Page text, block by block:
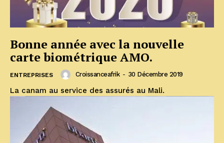
Bonne année avec la nouvelle
carte biométrique AMO.
ENTREPRISES Croissanceafrik - 30 Décembre 2019
La canam au service des assurés au Mali.